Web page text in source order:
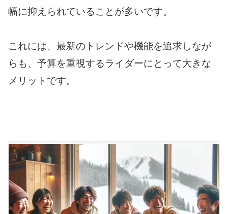
幅に抑えられていることが多いです。
これには、最新のトレンドや機能を追求しなが
らも、予算を重視するライダーにとって大きな
メリットです。